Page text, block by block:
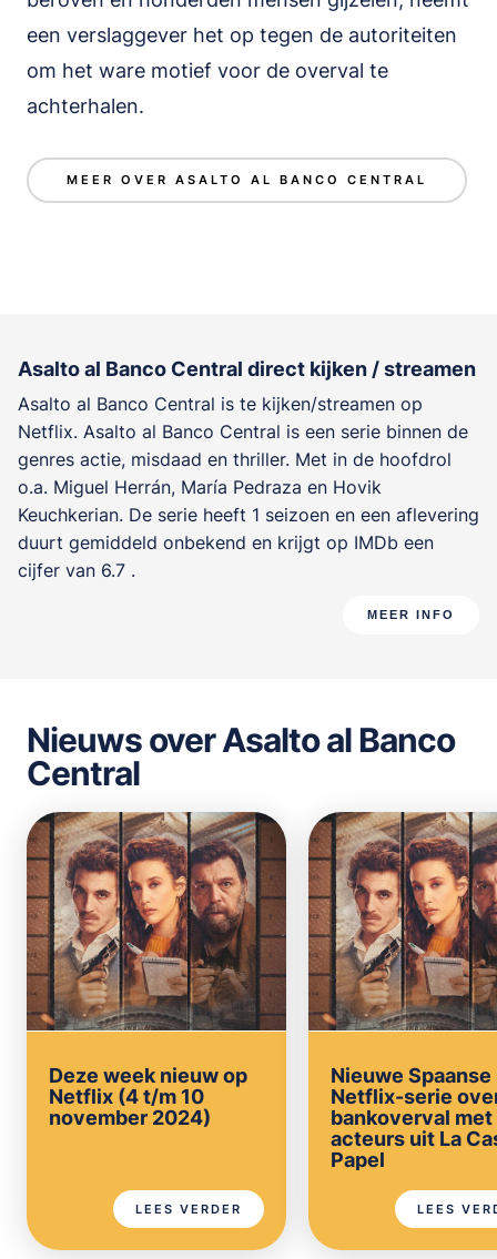
een verslaggever het op tegen de autoriteiten
om het ware motief voor de overval te
achterhalen.
MEER OVER ASALTO AL BANCO CENTRAL
Asalto al Banco Central direct kijken / streamen
Asalto al Banco Central is te kijken/streamen op
Netflix. Asalto al Banco Central is een serie binnen de
genres actie, misdaad en thriller. Met in de hoofdrol
o.a. Miguel Herrán, María Pedraza en Hovik
Keuchkerian. De serie heeft 1 seizoen en een aflevering
duurt gemiddeld onbekend en krijgt op IMDb een
cijfer van 6.7 .
MEER INFO
Nieuws over Asalto al Banco
Central
Deze week nieuw op
Netflix (4 t/m 10
november 2024)
LEES VERDER
Nieuwe Spaanse
Netflix-serie
bankoverval met
acteurs uit La
Papel
LEES